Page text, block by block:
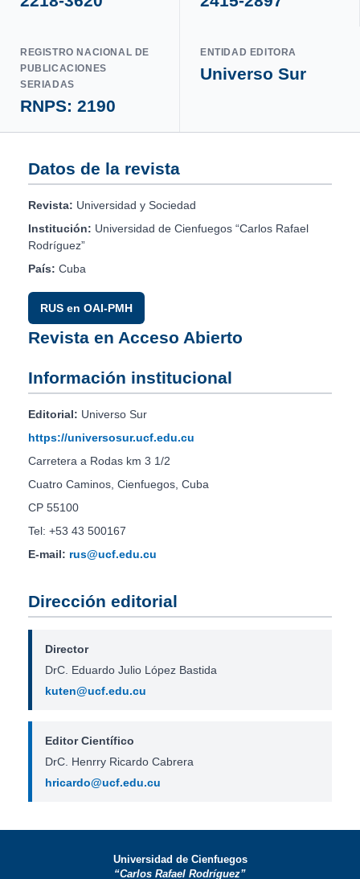
REGISTRO NACIONAL DE
PUBLICACIONES
SERIADAS
RNPS: 2190
ENTIDAD EDITORA
Universo Sur
Datos de la revista
Revista: Universidad y Sociedad
Institución: Universidad de Cienfuegos “Carlos Rafael
Rodríguez”
País: Cuba
RUS en OAI-PMH
Revista en Acceso Abierto
Información institucional
Editorial: Universo Sur
https://universosur.ucf.edu.cu
Carretera a Rodas km 3 1/2
Cuatro Caminos, Cienfuegos, Cuba
CP 55100
Tel: +53 43 500167
E-mail: rus@ucf.edu.cu
Dirección editorial
Director
DrC. Eduardo Julio López Bastida
kuten@ucf.edu.cu
Editor Científico
DrC. Henrry Ricardo Cabrera
hricardo@ucf.edu.cu
Universidad de Cienfuegos
“Carlos Rafael Rodríguez”